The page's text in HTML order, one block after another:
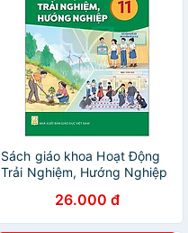
Sách giáo khoa Hoạt Động
Trải Nghiệm, Hướng Nghiệp
Cuộc Sống (Kèm Nilon bọc
Sách)
26.000 đ